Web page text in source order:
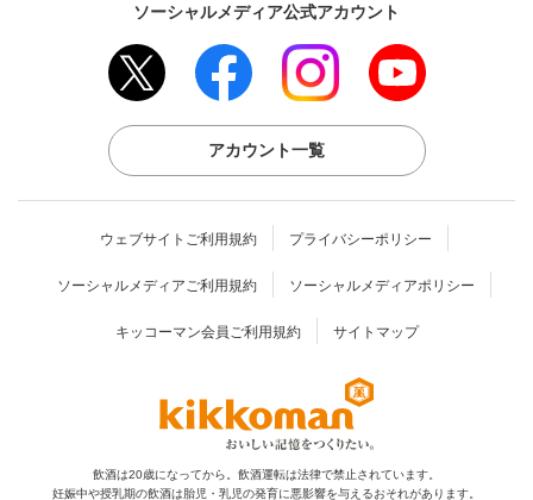
ソーシャルメディア公式アカウント
アカウント一覧
ウェブサイトご利用規約 プライバシーポリシー
ソーシャルメディアご利用規約 ソーシャルメディアポリシー
キッコーマン会員ご利用規約 サイトマップ
飲酒は20歳になってから。飲酒運転は法律で禁止されています。
妊娠中や授乳期の飲酒は胎児・乳児の発育に悪影響を与えるおそれがあります。